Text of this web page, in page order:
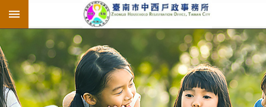
跳到主要內容區塊